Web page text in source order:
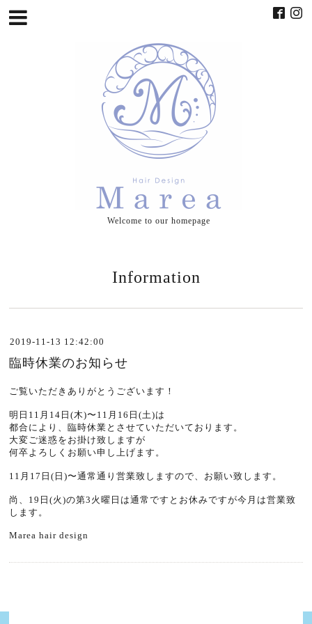
Welcome to our homepage
Information
2019-11-13 12:42:00
臨時休業のお知らせ
ご覧いただきありがとうございます！
明日11月14日(木)〜11月16日(土)は
都合により、臨時休業とさせていただいております。
大変ご迷惑をお掛け致しますが
何卒よろしくお願い申し上げます。
11月17日(日)〜通常通り営業致しますので、お願い致します。
尚、19日(火)の第3火曜日は通常ですとお休みですが今月は営業致
します。
Marea hair design